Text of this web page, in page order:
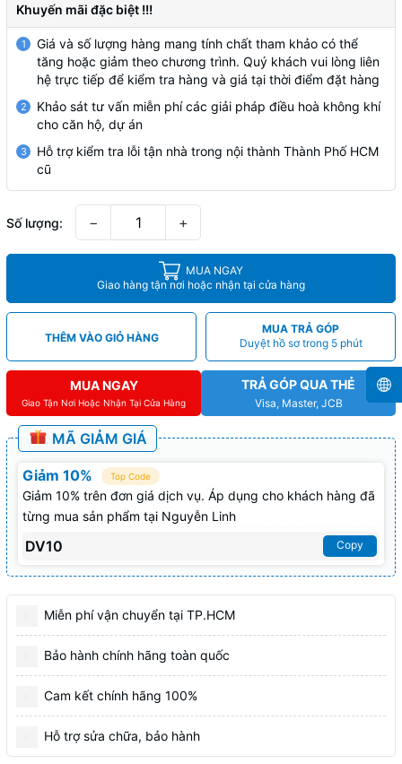
Khuyến mãi đặc biệt !!!
1
Giá và số lượng hàng mang tính chất tham khảo có thể
tăng hoặc giảm theo chương trình. Quý khách vui lòng liên
hệ trực tiếp để kiểm tra hàng và giá tại thời điểm đặt hàng
2
Khảo sát tư vấn miễn phí các giải pháp điều hoà không khí
cho căn hộ, dự án
3
Hỗ trợ kiểm tra lỗi tận nhà trong nội thành Thành Phố HCM
cũ
Số lượng: − +
MUA NGAY
Giao hàng tận nơi hoặc nhận tại cửa hàng
THÊM VÀO GIỎ HÀNG
MUA TRẢ GÓP
Duyệt hồ sơ trong 5 phút
MUA NGAY
Giao Tận Nơi Hoặc Nhận Tại Cửa Hàng
TRẢ GÓP QUA THẺ
Visa, Master, JCB
MÃ GIẢM GIÁ
Giảm 10% Top Code
Giảm 10% trên đơn giá dịch vụ. Áp dụng cho khách hàng đã
từng mua sản phẩm tại Nguyễn Linh
DV10 Copy
Miễn phí vận chuyển tại TP.HCM
Bảo hành chính hãng toàn quốc
Cam kết chính hãng 100%
Hỗ trợ sửa chữa, bảo hành